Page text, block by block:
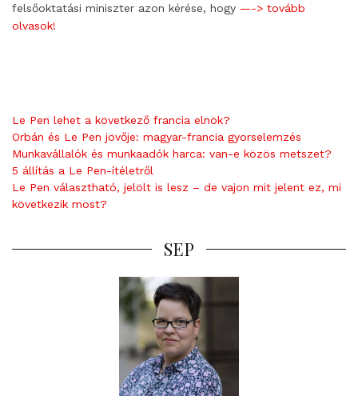
felsőoktatási miniszter azon kérése, hogy —-> tovább
olvasok!
Le Pen lehet a következő francia elnök?
Orbán és Le Pen jövője: magyar-francia gyorselemzés
Munkavállalók és munkaadók harca: van-e közös metszet?
5 állítás a Le Pen-ítéletről
Le Pen választható, jelölt is lesz – de vajon mit jelent ez, mi
következik most?
SEP